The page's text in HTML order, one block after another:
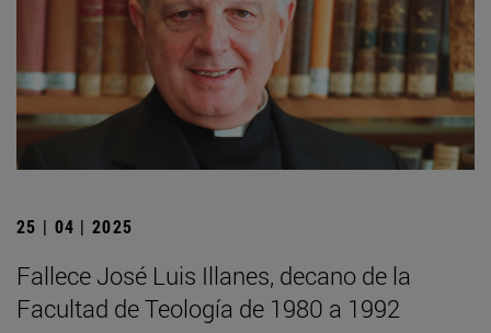
25 | 04 | 2025
Fallece José Luis Illanes, decano de la
Facultad de Teología de 1980 a 1992